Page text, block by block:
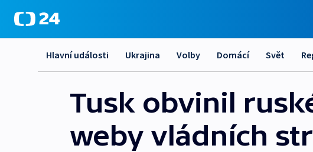
Hlavní události Ukrajina Volby Domácí Svět
Tusk obvinil
weby vládních